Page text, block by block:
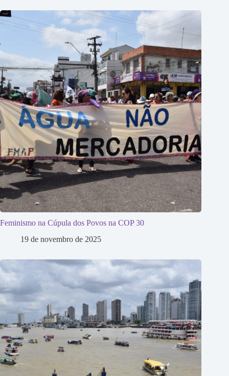
Feminismo na Cúpula dos Povos na COP 30
19 de novembro de 2025